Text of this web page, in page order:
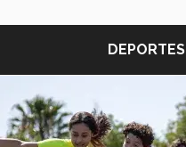
DEPORTES